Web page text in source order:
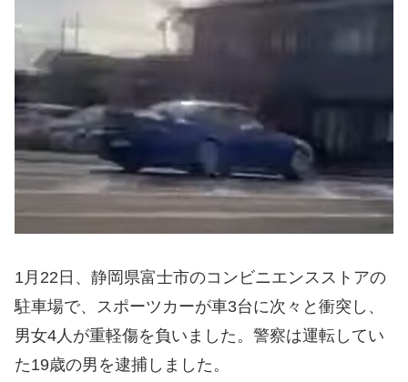
1月22日、静岡県富士市のコンビニエンスストアの
駐車場で、スポーツカーが車3台に次々と衝突し、
男女4人が重軽傷を負いました。警察は運転してい
た19歳の男を逮捕しました。